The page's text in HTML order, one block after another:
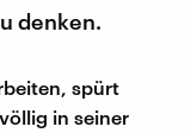
denken.
spürt
in seiner